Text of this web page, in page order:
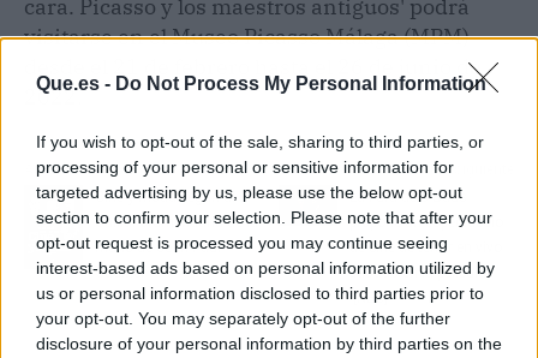
Que.es - Do Not Process My Personal Information
If you wish to opt-out of the sale, sharing to third parties, or
processing of your personal or sensitive information for
targeted advertising by us, please use the below opt-out
section to confirm your selection. Please note that after your
opt-out request is processed you may continue seeing
interest-based ads based on personal information utilized by
us or personal information disclosed to third parties prior to
your opt-out. You may separately opt-out of the further
disclosure of your personal information by third parties on the
cara. Picasso y los maestros antiguos' podrá
visitarse en el Museo Picasso Málaga (MPM)
desde el 21 de febrero hasta el 26 de junio de
2022.
Artículo anterior
Cine y moda llegan al
CaixaForum Madrid de la
mano de Jean Paul
Gaultier
Artículo siguiente
La Fura dels Baus
propone un espectáculo
de cine de terror en vivo
basado en la película
'[REC]'